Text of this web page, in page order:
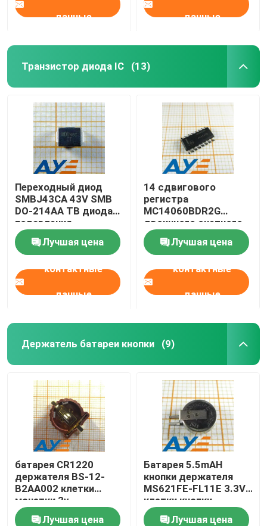
данные данные
Транзистор диода IC (13)
Переходный диод
SMBJ43CA 43V SMB
DO-214AA ТВ диода
подавления
напряжения тока
Лучшая цена
контактные
данные
14 сдвигового
регистра
MC14060BDR2G
двоичного счетного
устройства этапа 3-
18V
Лучшая цена
контактные
данные
Держатель батареи кнопки (9)
батарея CR1220
держателя BS-12-
B2AA002 клетки
монетки 3v
применимая
Лучшая цена
Батарея 5.5mAH
кнопки держателя
MS621FE-FL11E 3.3V
клетки кнопки
перезаряжаемые
Лучшая цена